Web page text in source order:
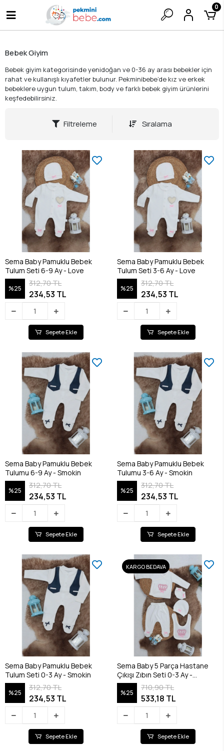
0
Bebek Giyim
Bebek giyim kategorisinde yenidoğan ve 0-36 ay arası bebekler için
rahat ve kullanışlı kıyafetler bulunur. Pekminibebe’de kız ve erkek
bebeklere uygun tulum, takım, body ve farklı bebek giyim ürünlerini
keşfedebilirsiniz.
Filtreleme Sıralama
Sema Baby Pamuklu Bebek
Tulum Seti 6-9 Ay - Love
%25
312,70 TL
234,53 TL
Sepete Ekle
Sema Baby Pamuklu Bebek
Tulum Seti 3-6 Ay - Love
%25
312,70 TL
234,53 TL
Sepete Ekle
Sema Baby Pamuklu Bebek
Tulumu 6-9 Ay - Smokin
%25
312,70 TL
234,53 TL
Sepete Ekle
Sema Baby Pamuklu Bebek
Tulumu 3-6 Ay - Smokin
%25
312,70 TL
234,53 TL
Sepete Ekle
Sema Baby Pamuklu Bebek
Tulum Seti 0-3 Ay - Smokin
%25
312,70 TL
234,53 TL
Sepete Ekle
KARGO BEDAVA
Sema Baby 5 Parça Hastane
Çıkışı Zıbın Seti 0-3 Ay -
Princess
%25
710,90 TL
533,18 TL
Sepete Ekle